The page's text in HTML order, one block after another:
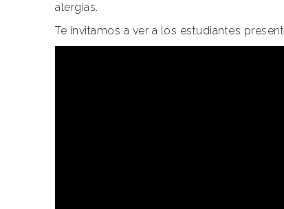
alergias.
Te invitamos a ver a los estudiantes